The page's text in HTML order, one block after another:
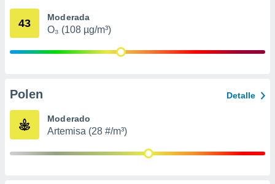
e
publicidad
43 Moderada
O₃ (108 µg/m³)
Polen Detalle
Moderado
Artemisa (28 #/m³)